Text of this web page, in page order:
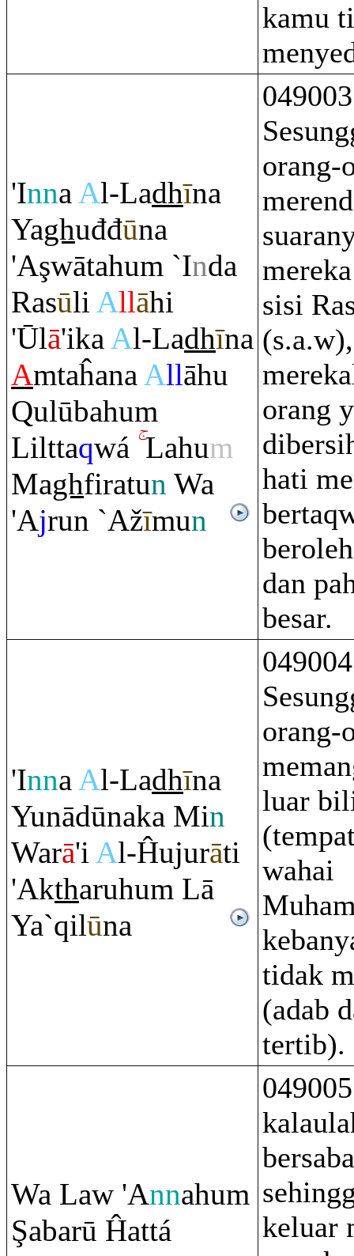
kamu
'InnaAl-Ladhīna
Yaghuđđūna
'Aşwātahum `Inda
Rasūli Allāhi
'Ūlā'ikaAl-Ladhīna
AmtaĥanaAllāhu
Qulūbahum
Lilttaqwá Lahum
Maghfiratun Wa
'Ajrun `Ažīmun
049003
orang-
sisi
orang
hati
dan
besar.
'InnaAl-Ladhīna
Yunādūnaka Min
Warā'i Al-Ĥujurāti
'Aktharuhum Lā
Ya`qilūna
049004
orang-
luar
wahai
tidak
(adab
tertib).
Wa Law 'Annahum
Şabarū Ĥattá
keluar